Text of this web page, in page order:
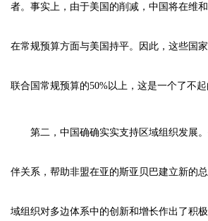
者。事实上，由于美国的削减，中国将在维
在常规预算方面与美国持平。因此，这些国
联合国常规预算的50%以上，这是一个了不起
第二，中国确确实实支持区域组织发展
伴关系，帮助非盟在亚的斯亚贝巴建立新的
域组织对多边体系中的创新和增长作出了积